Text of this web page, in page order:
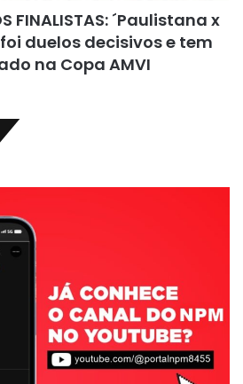
FINALISTAS: ´Paulistana x
duelos decisivos e tem
na Copa AMVI